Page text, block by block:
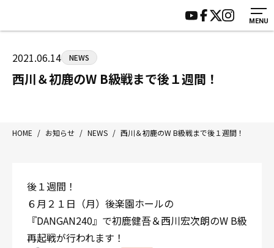
MENU
〒192-0072 東京都八王子市南町3-8 第2原嶋ビル1F
Tel/Fax：042-622-7222
営業時間：月〜土 14:00〜22:00 / 日・祝 14:00〜19:00
HOME
ジムについて
トレーニング
入会案内
施設紹介
会員様の声
サポーター募集
2021.06.14 NEWS
西川＆初鹿のW B級戦まで後１週間！
HOME / お知らせ / NEWS / 西川＆初鹿のW B級戦まで後１週間！
後１週間！
６月２１日（月）後楽園ホールの
『DANGAN240』で初鹿健吾＆西川宏次朗のW B級
再起戦が行われます！